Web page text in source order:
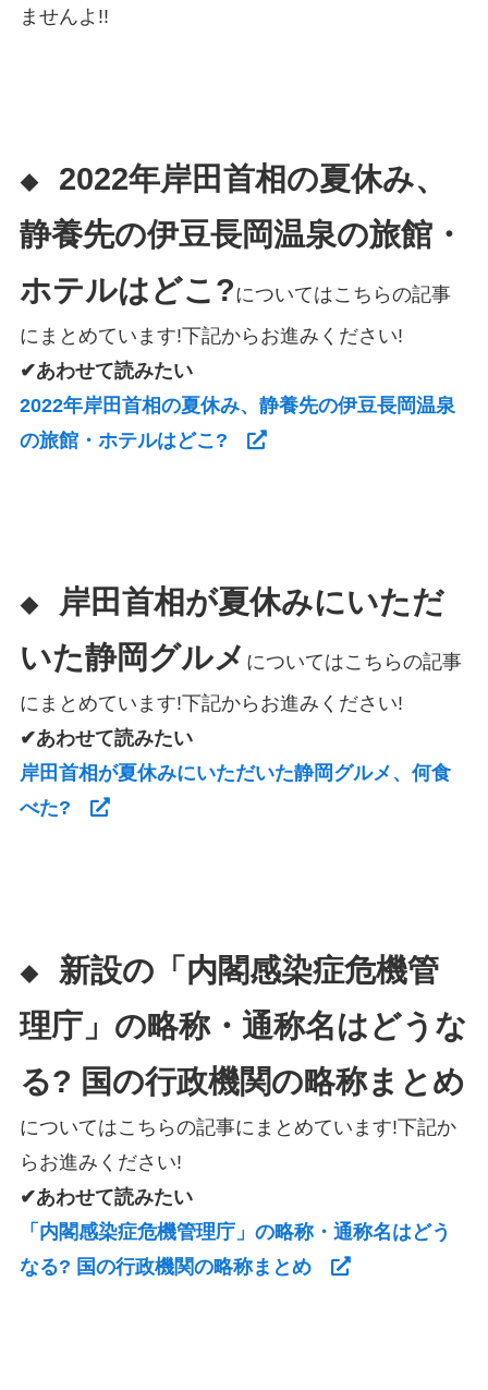
ませんよ!!
◆ 2022年岸田首相の夏休み、
静養先の伊豆長岡温泉の旅館・
ホテルはどこ?についてはこちらの記事
にまとめています!下記からお進みください!
✔あわせて読みたい
2022年岸田首相の夏休み、静養先の伊豆長岡温泉
の旅館・ホテルはどこ?
◆
岸田首相が夏休みにいただ
いた静岡グルメ についてはこちらの記事
にまとめています!下記からお進みください!
✔あわせて読みたい
岸田首相が夏休みにいただいた静岡グルメ、何食
べた?
◆ 新設の「内閣感染症危機管
理庁」の略称・通称名はどうな
る? 国の行政機関の略称まとめ
についてはこちらの記事にまとめています!下記か
らお進みください!
✔あわせて読みたい
「内閣感染症危機管理庁」の略称・通称名はどう
なる? 国の行政機関の略称まとめ